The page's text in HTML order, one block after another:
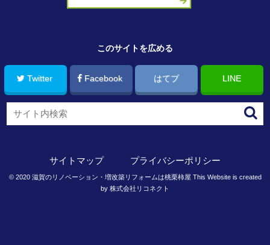
このサイトを広める
Twitter Facebook はてブ LINE
サイトマップ プライバシーポリシー
© 2020 滋賀のリノベーション・増改築リフォームは桃栗柿屋 This Website is created
by 株式会社リコネクト